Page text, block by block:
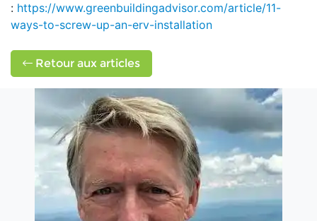
: https://www.greenbuildingadvisor.com/article/11-
ways-to-screw-up-an-erv-installation
Retour aux articles